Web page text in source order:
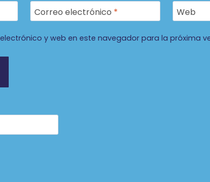
Correo electrónico * Web
y web en este navegador para la próxima